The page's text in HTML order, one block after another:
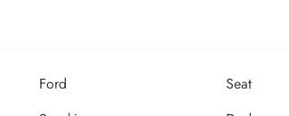
Ford
Seat